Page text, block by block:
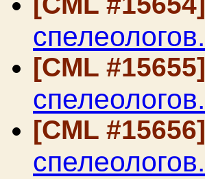
спелеологов.
[CML #15655]
спелеологов.
[CML #15656]
спелеологов.